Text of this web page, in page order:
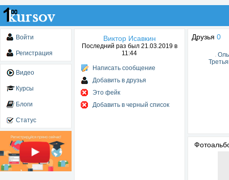
Войти
Регистрация
Видео
Курсы
Блоги
Статус
Виктор Исавкин
Последний раз был 21.03.2019 в
11:44
Написать сообщение
Добавить в друзья
Это фейк
Добавить в черный список
Друзья 0